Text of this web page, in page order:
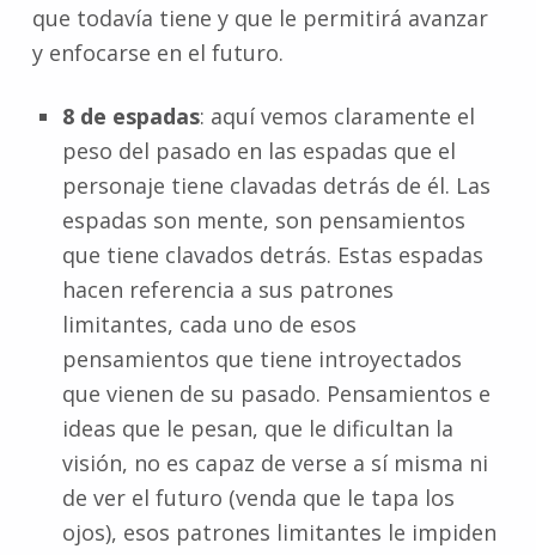
que todavía tiene y que le permitirá avanzar
y enfocarse en el futuro.
8 de espadas: aquí vemos claramente el
peso del pasado en las espadas que el
personaje tiene clavadas detrás de él. Las
espadas son mente, son pensamientos
que tiene clavados detrás. Estas espadas
hacen referencia a sus patrones
limitantes, cada uno de esos
pensamientos que tiene introyectados
que vienen de su pasado. Pensamientos e
ideas que le pesan, que le dificultan la
visión, no es capaz de verse a sí misma ni
de ver el futuro (venda que le tapa los
ojos), esos patrones limitantes le impiden